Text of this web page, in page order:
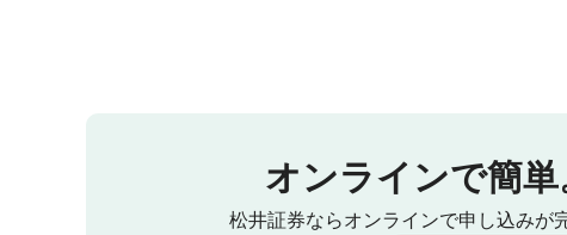
オンラインで簡単
松井証券ならオンラインで申し込みが